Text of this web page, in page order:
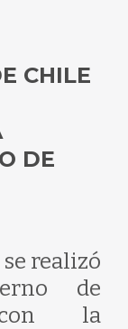
CHILE
DE
se realizó
de
con la